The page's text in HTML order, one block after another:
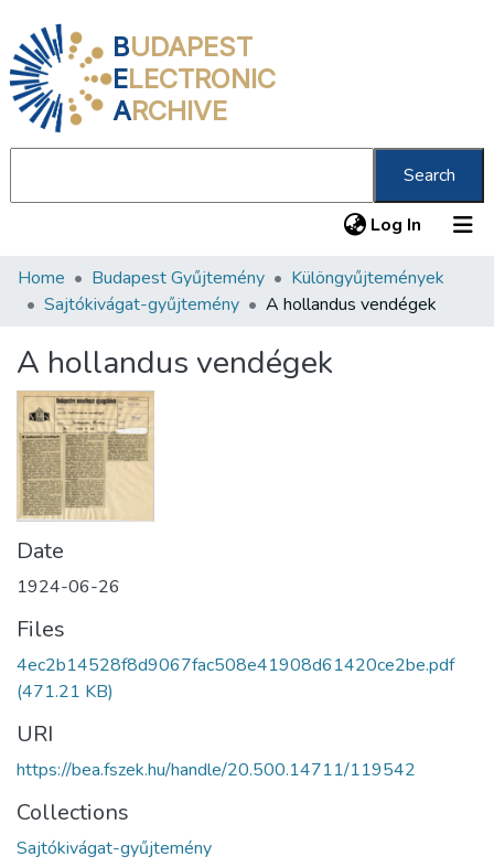
BUDAPEST
ELECTRONIC
ARCHIVE
Search
Log In (current)
Communities & Collections
Statistics
About us
Home Budapest Gyűjtemény
Különgyűjtemények
Sajtókivágat-gyűjtemény
A hollandus vendégek
A hollandus vendégek
Date
1924-06-26
Files
4ec2b14528f8d9067fac508e41908d61420ce2be.pdf
(471.21 KB)
URI
https://bea.fszek.hu/handle/20.500.14711/119542
Collections
Sajtókivágat-gyűjtemény